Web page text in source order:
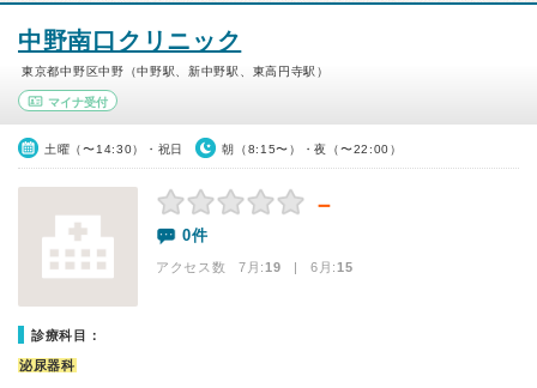
中野南口クリニック
東京都中野区中野（中野駅、新中野駅、東高円寺駅）
マイナ受付
土曜（〜14:30）・祝日 朝（8:15〜）・夜（〜22:00）
－
0件
アクセス数 7月:19 | 6月:15
診療科目：
泌尿器科